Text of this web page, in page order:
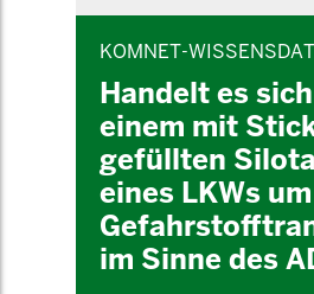
KOMNET-
Handelt es
einem mit
gefüllten
eines LKWs
im Sinne des